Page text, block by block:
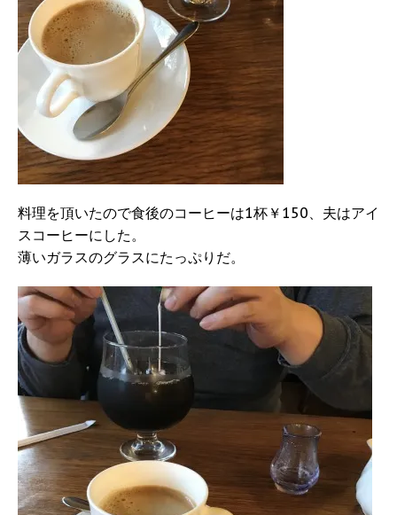
料理を頂いたので食後のコーヒーは1杯￥150、夫はアイ
スコーヒーにした。
薄いガラスのグラスにたっぷりだ。